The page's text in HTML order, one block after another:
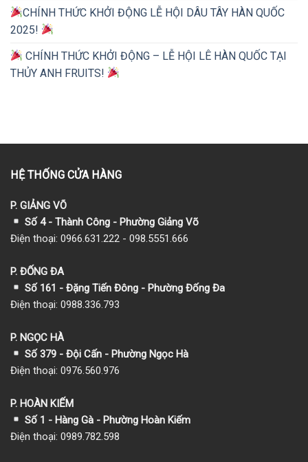
CHÍNH THỨC KHỞI ĐỘNG LỄ HỘI DÂU TÂY HÀN QUỐC
2025!
CHÍNH THỨC KHỞI ĐỘNG – LỄ HỘI LÊ HÀN QUỐC TẠI
THỦY ANH FRUITS!
HỆ THỐNG CỬA HÀNG
P. GIẢNG VÕ
Số 4 - Thành Công - Phường Giảng Võ
Điện thoại: 0966.631.222 - 098.5551.666
P. ĐỐNG ĐA
Số 161 - Đặng Tiến Đông - Phường Đống Đa
Điện thoại: 0988.336.793
P. NGỌC HÀ
Số 379 - Đội Cấn - Phường Ngọc Hà
Điện thoại: 0976.560.976
P. HOÀN KIẾM
Số 1 - Hàng Gà - Phường Hoàn Kiếm
Điện thoại: 0989.782.598